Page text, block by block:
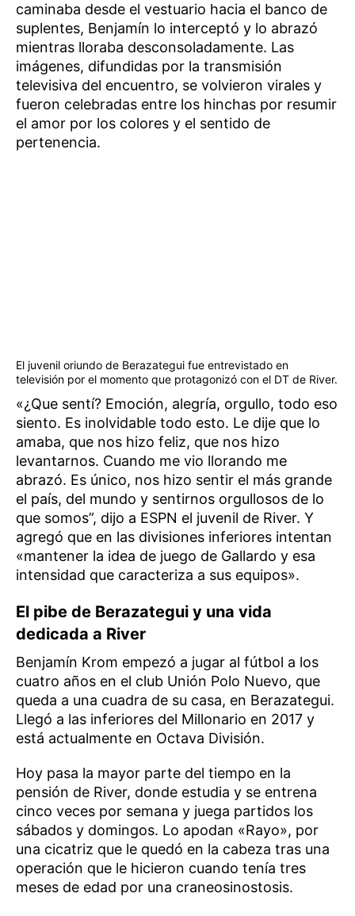
caminaba desde el vestuario hacia el banco de
suplentes, Benjamín lo interceptó y lo abrazó
mientras lloraba desconsoladamente. Las
imágenes, difundidas por la transmisión
televisiva del encuentro, se volvieron virales y
fueron celebradas entre los hinchas por resumir
el amor por los colores y el sentido de
pertenencia.
El juvenil oriundo de Berazategui fue entrevistado en
televisión por el momento que protagonizó con el DT de River.
«¿Que sentí? Emoción, alegría, orgullo, todo eso
siento. Es inolvidable todo esto. Le dije que lo
amaba, que nos hizo feliz, que nos hizo
levantarnos. Cuando me vio llorando me
abrazó. Es único, nos hizo sentir el más grande
el país, del mundo y sentirnos orgullosos de lo
que somos”, dijo a ESPN el juvenil de River. Y
agregó que en las divisiones inferiores intentan
«mantener la idea de juego de Gallardo y esa
intensidad que caracteriza a sus equipos».
El pibe de Berazategui y una vida
dedicada a River
Benjamín Krom empezó a jugar al fútbol a los
cuatro años en el club Unión Polo Nuevo, que
queda a una cuadra de su casa, en Berazategui.
Llegó a las inferiores del Millonario en 2017 y
está actualmente en Octava División.
Hoy pasa la mayor parte del tiempo en la
pensión de River, donde estudia y se entrena
cinco veces por semana y juega partidos los
sábados y domingos. Lo apodan «Rayo», por
una cicatriz que le quedó en la cabeza tras una
operación que le hicieron cuando tenía tres
meses de edad por una craneosinostosis.